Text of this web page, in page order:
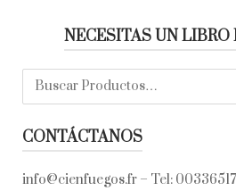
NECESITAS UN LIBRO
Buscar:
CONTÁCTANOS
info@cienfuegos.fr – Tel: